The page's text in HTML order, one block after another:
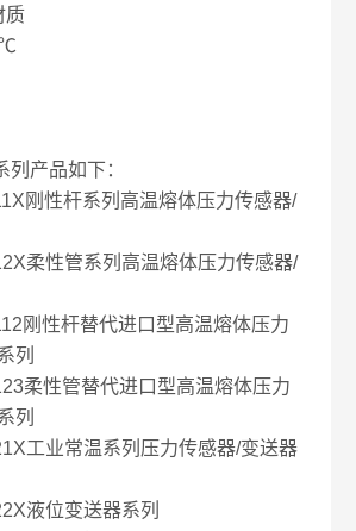
质
列产品如下：
性杆系列高温熔体压力传感器/
性管系列高温熔体压力传感器/
性杆替代进口型高温熔体压力
列
性管替代进口型高温熔体压力
列
业常温系列压力传感器/变送器
液位变送器系列